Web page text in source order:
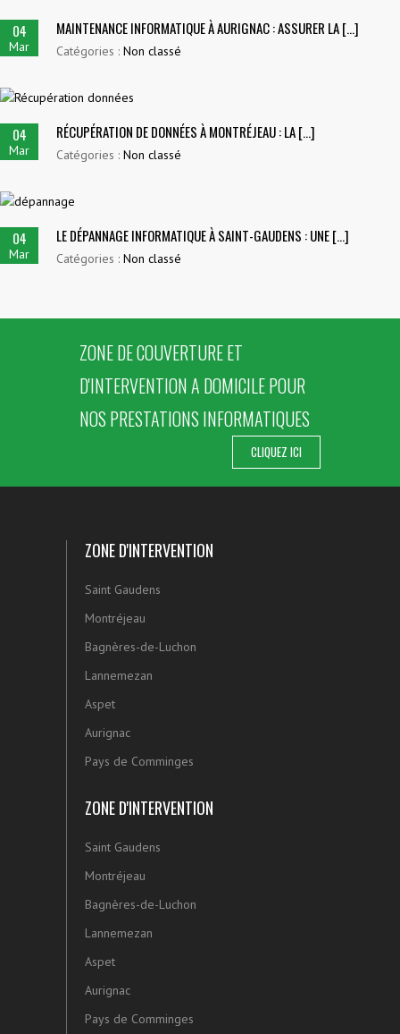
04
Mar
MAINTENANCE INFORMATIQUE À AURIGNAC : ASSURER LA [...]
Catégories : Non classé
04
Mar
RÉCUPÉRATION DE DONNÉES À MONTRÉJEAU : LA [...]
Catégories : Non classé
04
Mar
LE DÉPANNAGE INFORMATIQUE À SAINT-GAUDENS : UNE [...]
Catégories : Non classé
ZONE DE COUVERTURE ET
D'INTERVENTION A DOMICILE POUR
NOS PRESTATIONS INFORMATIQUES
CLIQUEZ ICI
ZONE D'INTERVENTION
Saint Gaudens
Montréjeau
Bagnères-de-Luchon
Lannemezan
Aspet
Aurignac
Pays de Comminges
ZONE D'INTERVENTION
Saint Gaudens
Montréjeau
Bagnères-de-Luchon
Lannemezan
Aspet
Aurignac
Pays de Comminges